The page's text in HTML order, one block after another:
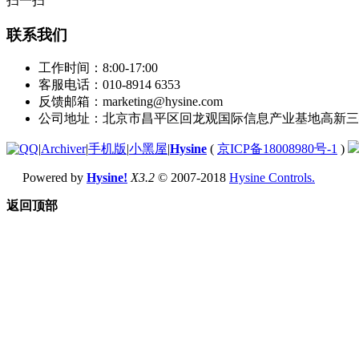
联系我们
工作时间：8:00-17:00
客服电话：010-8914 6353
反馈邮箱：marketing@hysine.com
公司地址：北京市昌平区回龙观国际信息产业基地高新
|Archiver|手机版|小黑屋|Hysine ( 京ICP备18008980号-1 )
Powered by Hysine! X3.2 © 2007-2018 Hysine Controls.
返回顶部